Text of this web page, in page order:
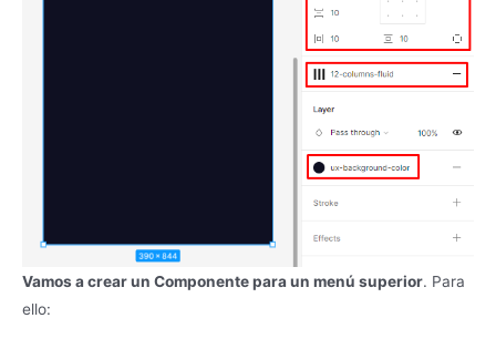
Vamos a crear un Componente para un menú superior. Para
ello: